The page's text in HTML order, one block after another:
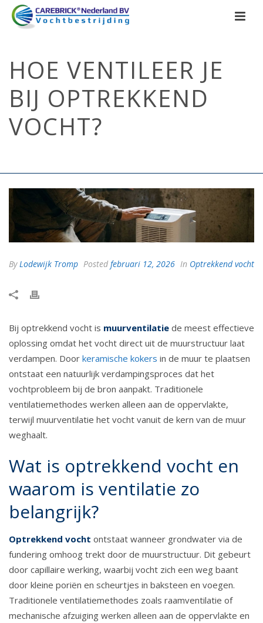
HOE VENTILEER JE
BIJ OPTREKKEND
VOCHT?
ByLodewijk Tromp Posted februari 12, 2026 In Optrekkend vocht
Bij optrekkend vocht is muurventilatie de meest effectieve
oplossing omdat het vocht direct uit de muurstructuur laat
verdampen. Door keramische kokers in de muur te plaatsen
ontstaat een natuurlijk verdampingsproces dat het
vochtprobleem bij de bron aanpakt. Traditionele
ventilatiemethodes werken alleen aan de oppervlakte,
terwijl muurventilatie het vocht vanuit de kern van de muur
weghaalt.
Wat is optrekkend vocht en
waarom is ventilatie zo
belangrijk?
Optrekkend vocht ontstaat wanneer grondwater via de
fundering omhoog trekt door de muurstructuur. Dit gebeurt
door capillaire werking, waarbij vocht zich een weg baant
door kleine poriën en scheurtjes in baksteen en voegen.
Traditionele ventilatiemethodes zoals raamventilatie of
mechanische afzuiging werken alleen aan de oppervlakte en